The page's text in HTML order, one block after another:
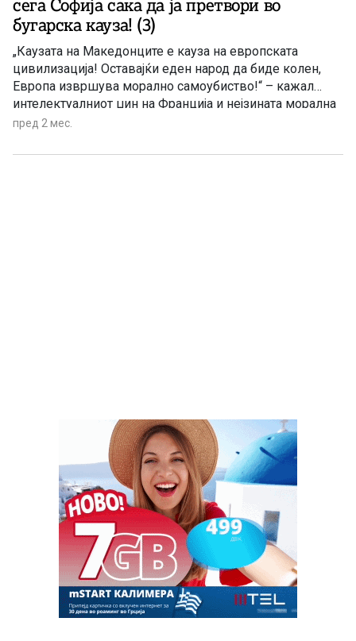
сега Софија сака да ја претвори во
бугарска кауза! (3)
„Каузата на Македонците е кауза на европската
цивилизација! Оставајќи еден народ да биде колен,
Европа извршува морално самоубиство!“ – кажал
интелектуалниот џин на Франција и нејзината морална
совест, книжевникот – нобеловец Анатол Франс на
се споменува и Женева) на17 март 1903 година.
пред 2 мес.